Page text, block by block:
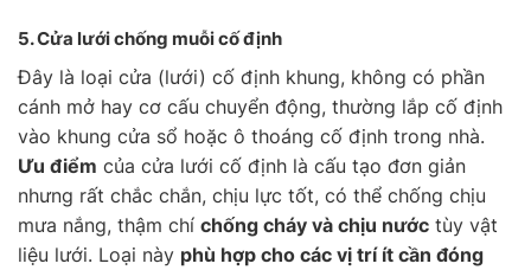
5. Cửa lưới chống muỗicố định
Đây là loại cửa (lưới) cố định khung, không có phần
cánh mở hay cơ cấu chuyển động, thường lắp cố định
vào khung cửa sổ hoặc ô thoáng cố định trong nhà.
Ưu điểm của cửa lưới cố định là cấu tạo đơn giản
nhưng rất chắc chắn, chịu lực tốt, có thể chống chịu
mưa nắng, thậm chí chống cháy và chịu nước tùy vật
liệu lưới. Loại này phù hợp cho các vị trí ít cần đóng